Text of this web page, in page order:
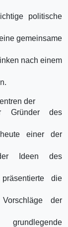
politische
gemeinsame
nach einem
der
Gründer des
einer der
Ideen des
die
der